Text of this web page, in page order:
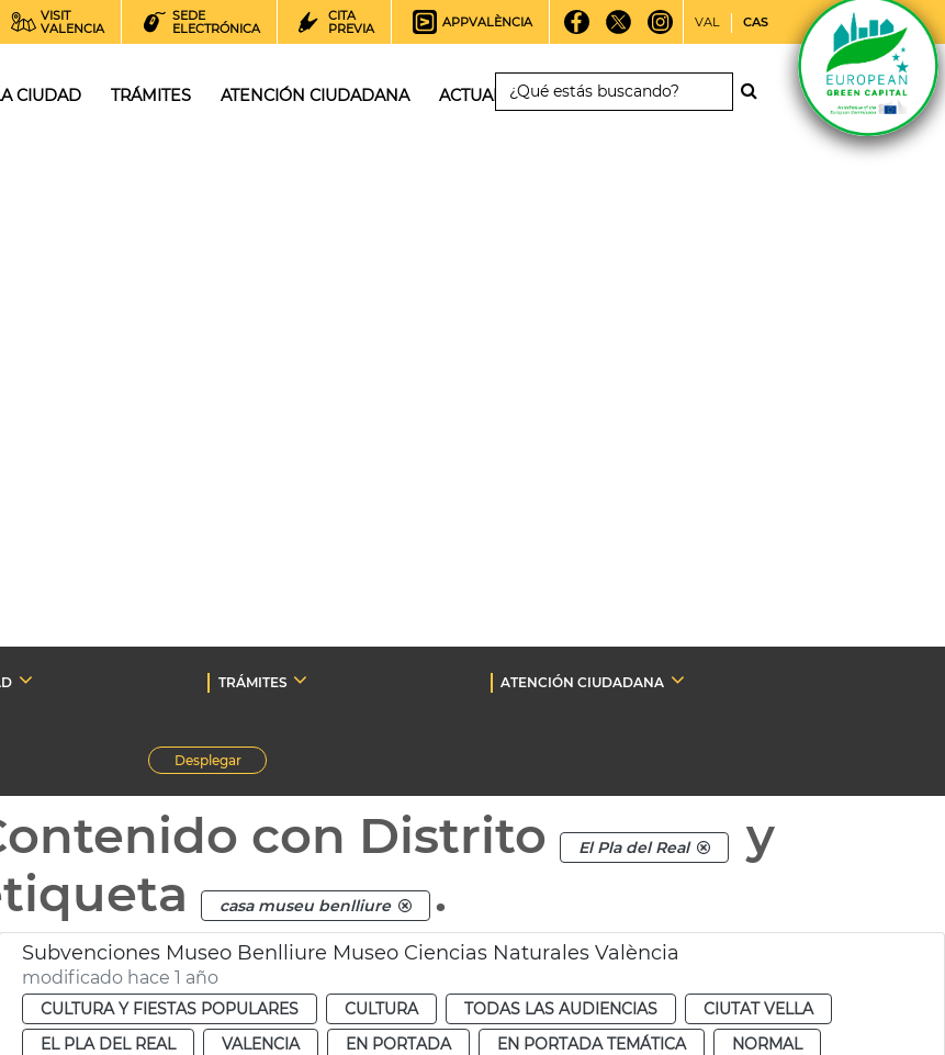
VISIT
VALENCIA
SEDE
ELECTRÓNICA
CITA
PREVIA
APPVALÈNCIA VAL CAS
CIUDAD TRÁMITES ATENCIÓN CIUDADANA ACTUALIDAD
TRÁMITES
ATENCIÓN CIUDADANA
Desplegar
con Distrito El Pla del Real
y
casa museu benlliure .
Subvenciones Museo Benlliure Museo Ciencias Naturales València
modificado hace 1 año
CULTURA Y FIESTAS POPULARES CULTURA TODAS LAS AUDIENCIAS
CIUTAT VELLA
EL PLA DEL REAL
VALENCIA EN PORTADA EN PORTADA TEMÁTICA
NORMAL